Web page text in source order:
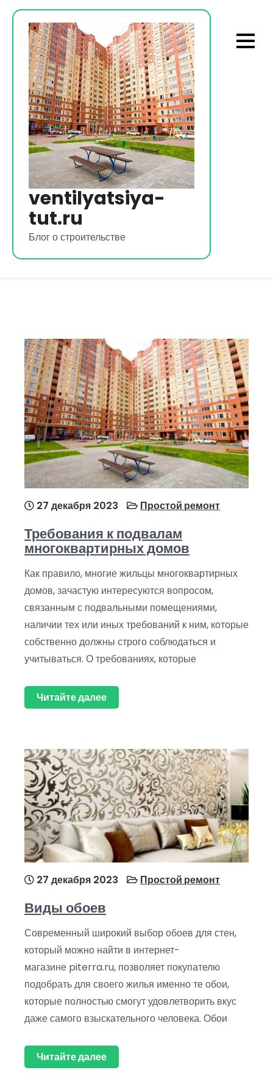
Перейти
содержимому
ventilyatsiya-
tut.ru
Блог о строительстве
27 декабря 2023 Простой ремонт
Требования к подвалам
многоквартирных домов
Как правило, многие жильцы многоквартирных
домов, зачастую интересуются вопросом,
связанным с подвальными помещениями,
наличии тех или иных требований к ним, которые
собственно должны строго соблюдаться и
учитываться. О требованиях, которые
Читайте далее
27 декабря 2023 Простой ремонт
Виды обоев
Современный широкий выбор обоев для стен,
который можно найти в интернет-
магазине piterra.ru, позволяет покупателю
подобрать для своего жилья именно те обои,
которые полностью смогут удовлетворить вкус
даже самого взыскательного человека. Обои
Читайте далее